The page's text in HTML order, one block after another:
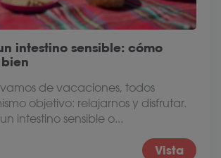
intestino sensible: cómo
de vacaciones, todos
objetivo: relajarnos y disfrutar.
intestino sensible o...
Vista